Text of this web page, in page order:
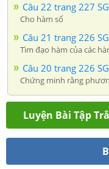
Câu 22 trang 227
Cho hàm số
Câu 21 trang 226
Tìm đạo hàm của các
Câu 20 trang 226
Chứng minh rằng
Luyện Bài Tập